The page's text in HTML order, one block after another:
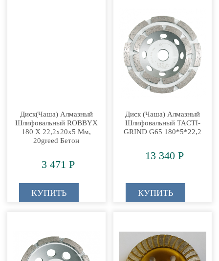
Диск(чаша) Алмазный
Шлифовальный ROBBYX
180 Х 22,2х20х5 Мм,
20greed Бетон
3 471 Р
КУПИТЬ
Диск (чаша) Алмазный
Шлифовальный TACTI-
GRIND G65 180*5*22,2
13 340 Р
КУПИТЬ